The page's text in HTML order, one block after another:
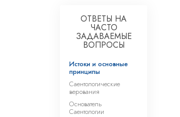
ОТВЕТЫ НА
ЧАСТО
ЗАДАВАЕМЫЕ
ВОПРОСЫ
Истоки и основные
принципы
Саентологические
верования
Основатель
Саентологии